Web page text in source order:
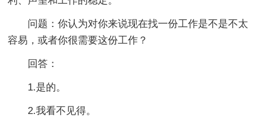
问题：你认为对你来说现在找一份工作是不是不太
容易，或者你很需要这份工作？
回答：
1.是的。
2.我看不见得。